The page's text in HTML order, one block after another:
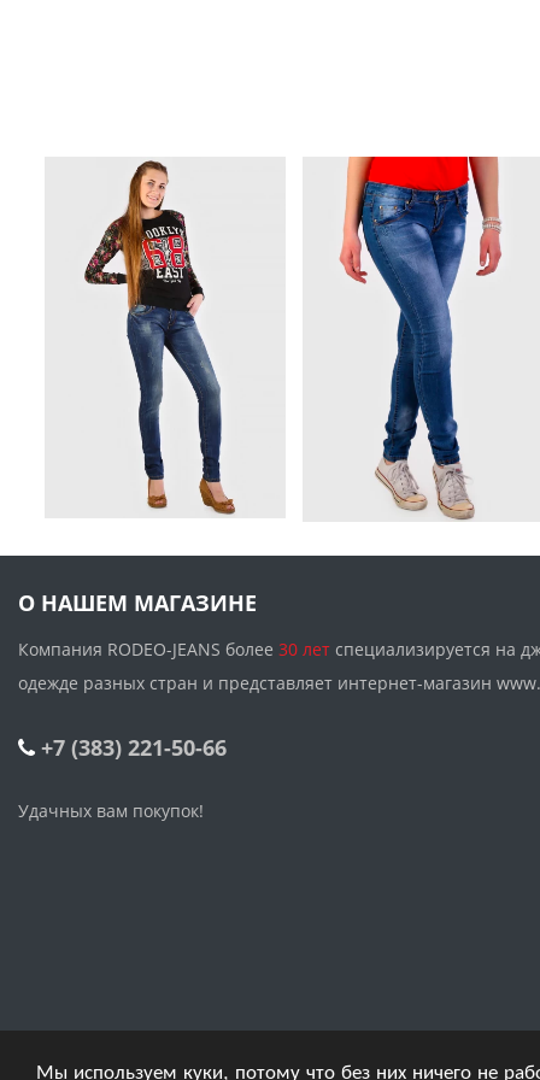
Мы используем куки, потому что без них ничего не
О НАШЕМ МАГАЗИНЕ
Компания RODEO-JEANS более 30 лет специализируется на
одежде разных стран и представляет интернет-магазин
+7 (383) 221-50-66
Удачных вам покупок!